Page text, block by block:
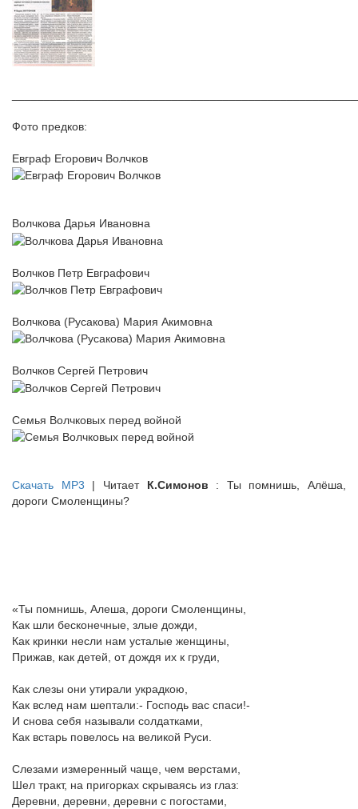
Фото предков:
Евграф Егорович Волчков
Волчкова Дарья Ивановна
Волчков Петр Евграфович
Волчкова (Русакова) Мария Акимовна
Волчков Сергей Петрович
Семья Волчковых перед войной
Скачать MP3 | Читает К.Симонов : Ты помнишь, Алёша,
дороги Смоленщины?
«Ты помнишь, Алеша, дороги Смоленщины,
Как шли бесконечные, злые дожди,
Как кринки несли нам усталые женщины,
Прижав, как детей, от дождя их к груди,
Как слезы они утирали украдкою,
Как вслед нам шептали:- Господь вас спаси!-
И снова себя называли солдатками,
Как встарь повелось на великой Руси.
Слезами измеренный чаще, чем верстами,
Шел тракт, на пригорках скрываясь из глаз:
Деревни, деревни, деревни с погостами,